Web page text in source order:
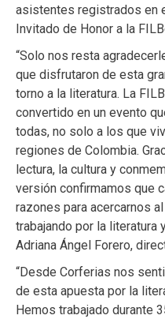
asistentes registrados en
Invitado de Honor a la
“Solo nos resta
que disfrutaron de esta
torno a la literatura. La
convertido en un evento
todas, no solo a los que
regiones de Colombia.
lectura, la cultura y
versión confirmamos que
razones para acercarnos
trabajando por la literatura
Adriana Ángel Forero,
“Desde Corferias nos
de esta apuesta por la
Hemos trabajado durante